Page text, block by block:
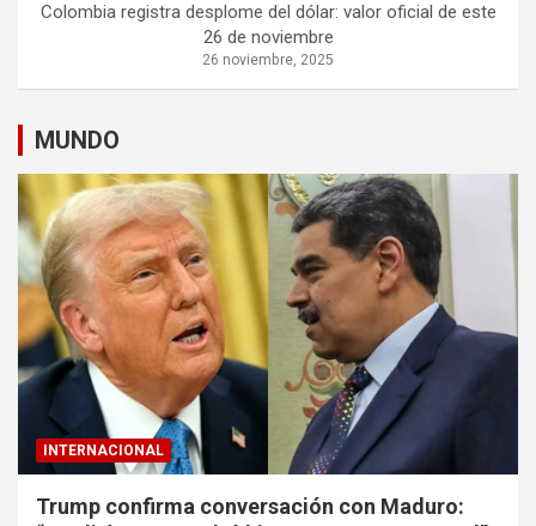
Colombia registra desplome del dólar: valor oficial de este
26 de noviembre
26 noviembre, 2025
MUNDO
INTERNACIONAL
Trump confirma conversación con Maduro: